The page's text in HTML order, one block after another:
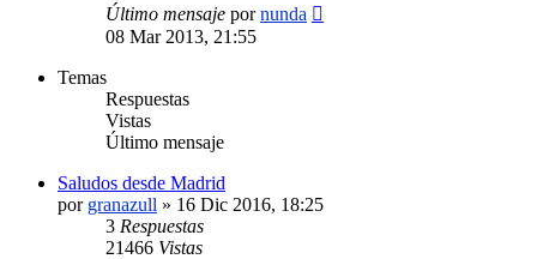
Último mensaje pornunda
08 Mar 2013, 21:55
Temas
Respuestas
Vistas
Último mensaje
Saludos desde Madrid
por granazull » 16 Dic 2016, 18:25
3 Respuestas
21466 Vistas